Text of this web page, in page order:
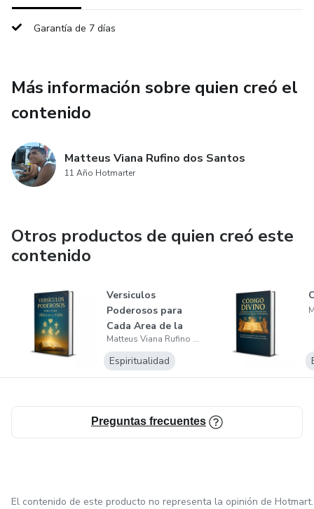
Garantía de 7 días
Más información sobre quien creó el
contenido
Matteus Viana Rufino dos Santos
11 Año Hotmarter
Otros productos de quien creó este
contenido
Versiculos
Poderosos para
Cada Area de la
Vida
Matteus Viana Rufino dos Santos
Espiritualidad
Preguntas frecuentes
El contenido de este producto no representa la opinión de Hotmart.